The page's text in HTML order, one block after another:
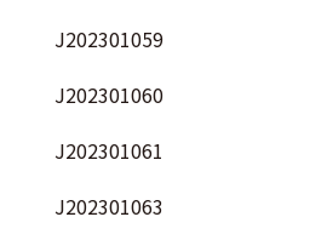
J202301059
J202301060
J202301061
J202301063